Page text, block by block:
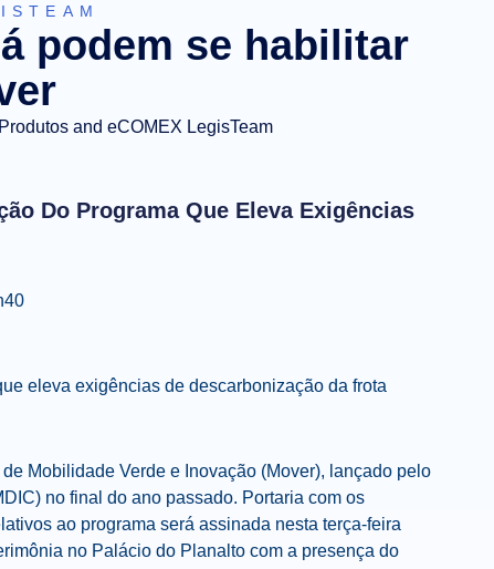
podem se habilitar
and eCOMEX LegisTeam
Do Programa Que Eleva Exigências
eleva exigências de descarbonização da frota
Mobilidade Verde e Inovação (Mover), lançado pelo
no final do ano passado. Portaria com os
ao programa será assinada nesta terça-feira
no Palácio do Planalto com a presença do